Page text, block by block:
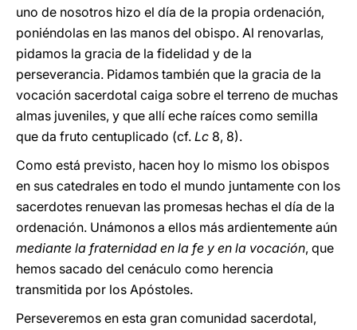
uno de nosotros hizo el día de la propia ordenación,
poniéndolas en las manos del obispo. Al renovarlas,
pidamos la gracia de la fidelidad y de la
perseverancia. Pidamos también que la gracia de la
vocación sacerdotal caiga sobre el terreno de muchas
almas juveniles, y que allí eche raíces como semilla
que da fruto centuplicado (cf. Lc 8, 8).
Como está previsto, hacen hoy lo mismo los obispos
en sus catedrales en todo el mundo juntamente con los
sacerdotes renuevan las promesas hechas el día de la
ordenación. Unámonos a ellos más ardientemente aún
mediante la fraternidad en la fe y en la vocación, que
hemos sacado del cenáculo como herencia
transmitida por los Apóstoles.
Perseveremos en esta gran comunidad sacerdotal,